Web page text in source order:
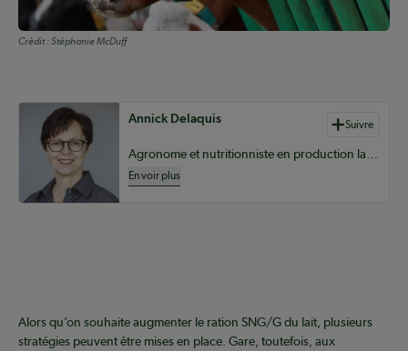
Crédit :Stéphanie McDuff
Auteurs de contenu
Annick Delaquis Suivre
Agronome et nutritionniste en production laitière chez Sollio Agriculture
En voir plus
Alors qu’on souhaite augmenter le ration SNG/G du lait, plusieurs
stratégies peuvent être mises en place. Gare, toutefois, aux